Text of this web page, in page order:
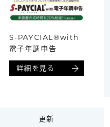
S-PAYCIAL®with
電子年調申告
詳細を見る
更新